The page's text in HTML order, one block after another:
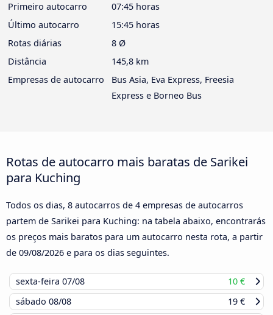
Primeiro autocarro
07:45 horas
Último autocarro
15:45 horas
Rotas diárias
8 Ø
Distância
145,8 km
Empresas de autocarro
Bus Asia, Eva Express, Freesia
Express e Borneo Bus
Rotas de autocarro mais baratas de Sarikei
para Kuching
Todos os dias, 8 autocarros de 4 empresas de autocarros
partem de Sarikei para Kuching: na tabela abaixo, encontrarás
os preços mais baratos para um autocarro nesta rota, a partir
de 09/08/2026 e para os dias seguintes.
sexta-feira 07/08
10 €
sábado 08/08
19 €